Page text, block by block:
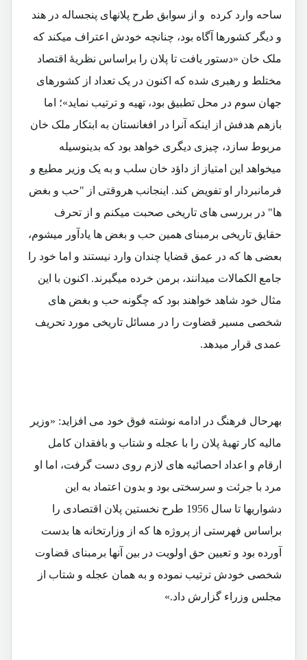
ساحه وارد کرده و از سوابق طرح پلانهای پنجساله در هند
و دیگر کشورها آگاه بود، چنانچه خودش اعتراف میکند که
ملک خان «دستور یافت تا پلان را براساس نظریۀ اقتصاد
مختلط و رهبری شده که اکنون در یک تعداد از کشورهای
جهان سوم در محل تطبیق بود، تهیه و ترتیب نماید»؛ اما
بازهم هدفش از اینکه آنرا در افغانستان به ابتکار ملک خان
مربوط سازد، چیزی دیگری خواهد بود که بدینوسیله
میخواهد این امتیاز از داؤد خان سلب و به یک وزیر مطیع و
فرمانبردار او تفویض کند. اینجانب هروقتی از "حب و بغض
ها" در بررسی های تاریخی صحبت میکنم و از تحرف
حقایق تاریخی برمبنای همین حب و بغض ها یادآور میشوم،
بعضی ها که در عمق قضایا چندان وارد نیستند و اما خود را
جامع الکمالات میدانند، برمن خرده میگیرند. اکنون با این
مثال خود شاهد خواهند بود که چگونه حب و بغض های
شخصی مسیر قضاوت را در مسائل تاریخی مورد تحریف
عمدی قرار میدهد.
بهرحال فرهنگ در ادامه نوشته فوق خود می افزاید: «وزیر
مالیه کار تهیۀ پلان را با عجله و شتاب و بافقدان کامل
ارقام و اعداد احصائیه های لازم روی دست گرفت، اما او
مرد با جرئت و سرسختی بود و بدون اعتماد به این
دشواریها تا سال 1956 طرح نخستین پلان اقتصادی را
براساس فهرستی از پروژه ها که از وزارتخانه ها بدست
آورده بود و تعیین حق اولویت در بین آنها برمبنای قضاوت
شخصی خودش ترتیب نموده و به همان عجله و شتاب از
مجلس وزراء گزارش داد.»